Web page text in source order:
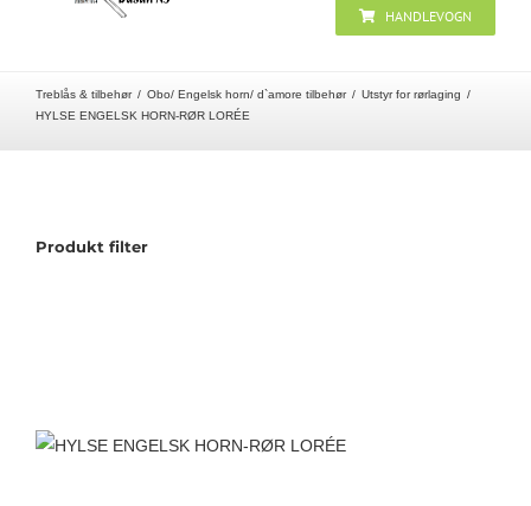
Åpningstider
Tilbudstorg
HANDLEVOGN
Treblås & tilbehør Obo/ Engelsk horn/ d`amore tilbehør
Utstyr for rørlaging
HYLSE ENGELSK HORN-RØR LORÉE
Produkt filter